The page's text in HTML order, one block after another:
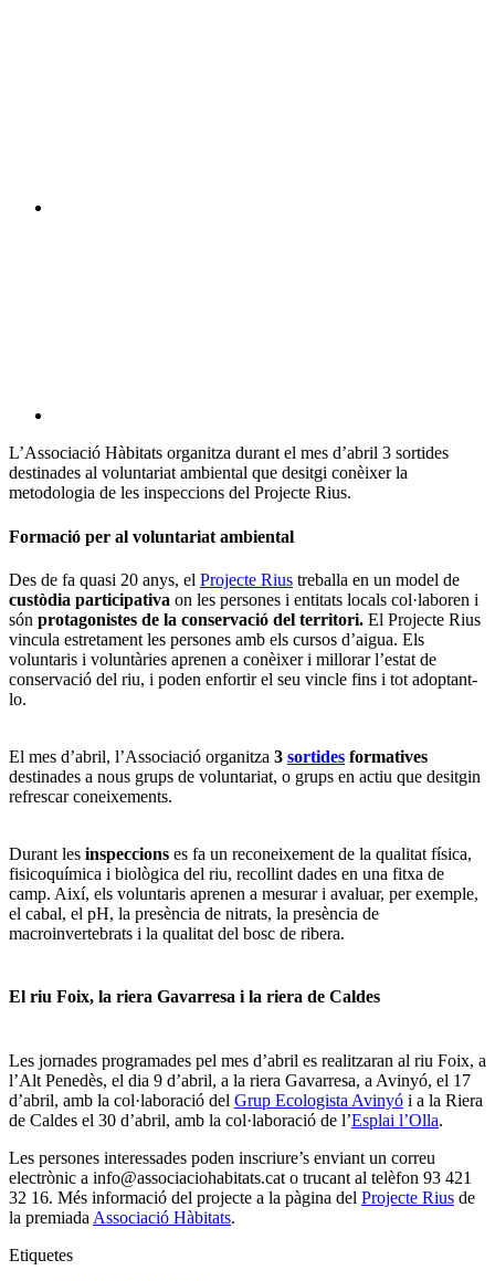
L’Associació Hàbitats organitza durant el mes d’abril 3 sortides
destinades al voluntariat ambiental que desitgi conèixer la
metodologia de les inspeccions del Projecte Rius.
Formació per al voluntariat ambiental
Des de fa quasi 20 anys, el Projecte Rius treballa en un model de
custòdia participativa on les persones i entitats locals col·laboren i
són protagonistes de la conservació del territori. El Projecte Rius
vincula estretament les persones amb els cursos d’aigua. Els
voluntaris i voluntàries aprenen a conèixer i millorar l’estat de
conservació del riu, i poden enfortir el seu vincle fins i tot adoptant-
lo.
El mes d’abril, l’Associació organitza 3 sortides formatives
destinades a nous grups de voluntariat, o grups en actiu que desitgin
refrescar coneixements.
Durant les inspeccions es fa un reconeixement de la qualitat física,
fisicoquímica i biològica del riu, recollint dades en una fitxa de
camp. Així, els voluntaris aprenen a mesurar i avaluar, per exemple,
el cabal, el pH, la presència de nitrats, la presència de
macroinvertebrats i la qualitat del bosc de ribera.
El riu Foix, la riera Gavarresa i la riera de Caldes
Les jornades programades pel mes d’abril es realitzaran al riu Foix, a
l’Alt Penedès, el dia 9 d’abril, a la riera Gavarresa, a Avinyó, el 17
d’abril, amb la col·laboració del Grup Ecologista Avinyó i a la Riera
de Caldes el 30 d’abril, amb la col·laboració de l’Esplai l’Olla.
Les persones interessades poden inscriure’s enviant un correu
electrònic a info@associaciohabitats.cat o trucant al telèfon 93 421
32 16. Més informació del projecte a la pàgina del Projecte Rius de
la premiada Associació Hàbitats.
Etiquetes